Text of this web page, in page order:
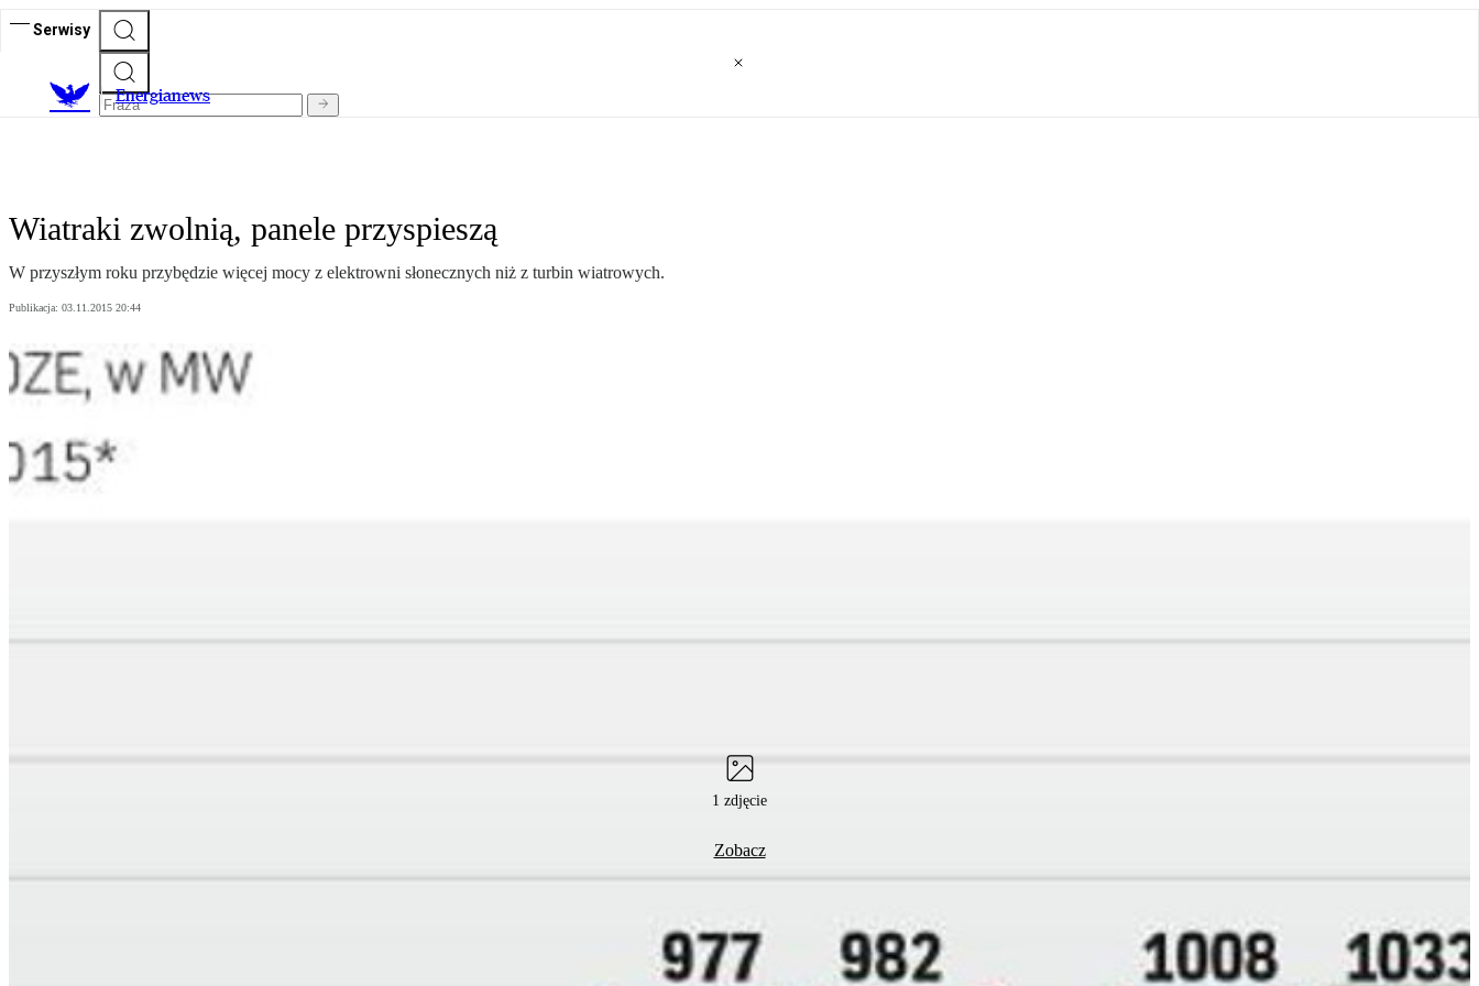
Serwisy
Energianews
Wiatraki zwolnią, panele przyspieszą
W przyszłym roku przybędzie więcej mocy z elektrowni słonecznych niż z turbin wiatrowych.
Publikacja: 03.11.2015 20:44
1 zdjęcie
Zobacz